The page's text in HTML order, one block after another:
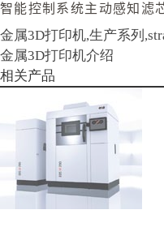
智能控制系统主动感知滤
金属3D打印机,生产系列
金属3D打印机介绍
相关产品